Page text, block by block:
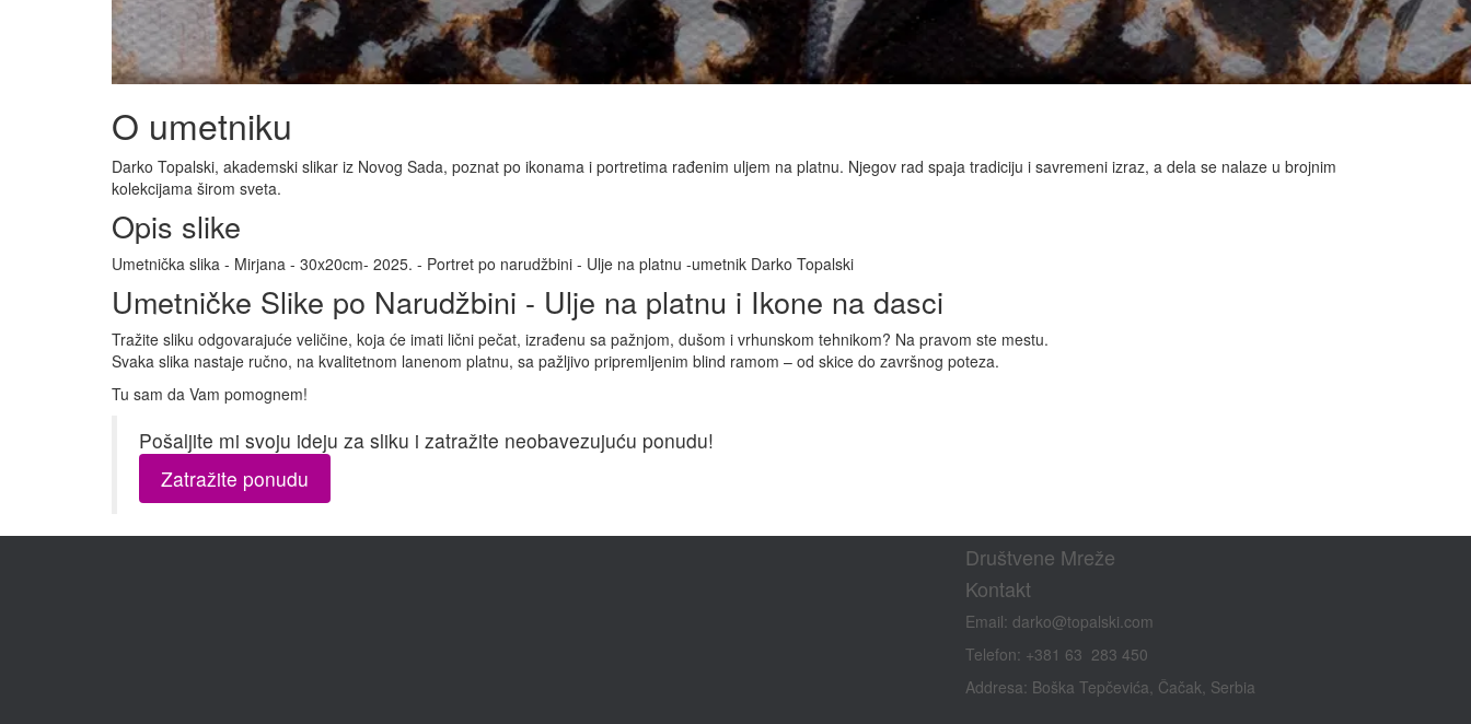
O umetniku
Darko Topalski, akademski slikar iz Novog Sada, poznat po ikonama i portretima rađenim uljem na platnu. Njegov rad spaja tradiciju i savremeni izraz, a dela se nalaze u brojnim
kolekcijama širom sveta.
Opis slike
Umetnička slika - Mirjana - 30x20cm- 2025. - Portret po narudžbini - Ulje na platnu -umetnik Darko Topalski
Umetničke Slike po Narudžbini - Ulje na platnu i Ikone na dasci
Tražite sliku odgovarajuće veličine, koja će imati lični pečat, izrađenu sa pažnjom, dušom i vrhunskom tehnikom? Na pravom ste mestu.
Svaka slika nastaje ručno, na kvalitetnom lanenom platnu, sa pažljivo pripremljenim blind ramom – od skice do završnog poteza.
Tu sam da Vam pomognem!
Pošaljite mi svoju ideju za sliku i zatražite neobavezujuću ponudu!
Zatražite ponudu
Društvene Mreže
Kontakt
Email: darko@topalski.com
Telefon: +381 63 283 450
Addresa: Boška Tepčevića, Čačak, Serbia